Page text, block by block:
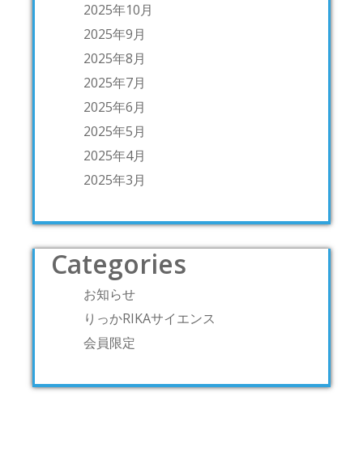
2025年10月
2025年9月
2025年8月
2025年7月
2025年6月
2025年5月
2025年4月
2025年3月
Categories
お知らせ
りっかRIKAサイエンス
会員限定